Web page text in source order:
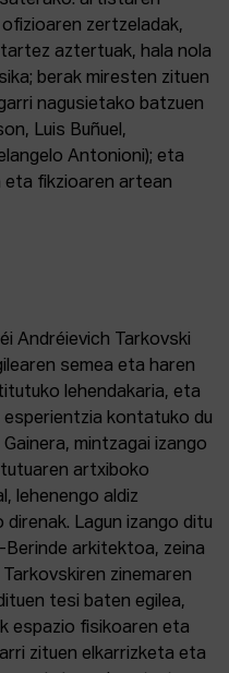
zertzeladak,
aztertuak, hala nola
berak miresten zituen
nagusietako batzuen
Luis Buñuel,
Antonioni); eta
fikzioaren artean
Andréievich Tarkovski
semea eta haren
lehendakaria, eta
esperientzia kontatuko du
mintzagai izango
artxiboko
lehenengo aldiz
Lagun izango ditu
Berinde arkitektoa, zeina
zinemaren
tesi baten egilea,
espazio fisikoaren eta
zituen elkarrizketa eta